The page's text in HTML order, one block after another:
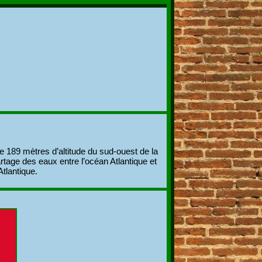
mètres d’altitude du sud-ouest de la
des eaux entre l’océan Atlantique et